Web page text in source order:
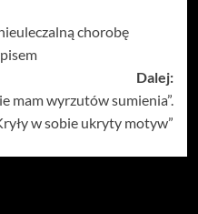
chorobę
Dalej:
mam wyrzutów sumienia”.
w sobie ukryty motyw”